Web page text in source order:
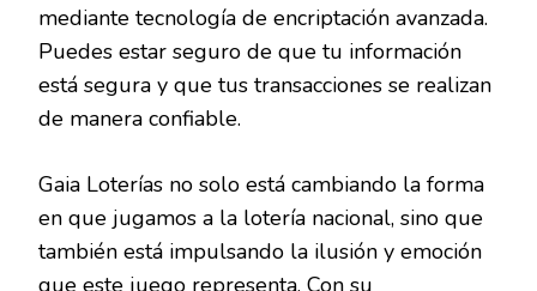
mediante tecnología de encriptación avanzada.
Puedes estar seguro de que tu información
está segura y que tus transacciones se realizan
de manera confiable.
Gaia Loterías no solo está cambiando la forma
en que jugamos a la lotería nacional, sino que
también está impulsando la ilusión y emoción
que este juego representa. Con su